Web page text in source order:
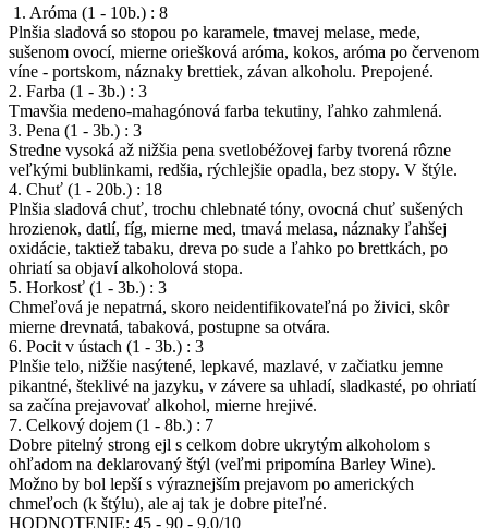
1. Aróma (1 - 10b.) : 8
Plnšia sladová so stopou po karamele, tmavej melase, mede,
sušenom ovocí, mierne oriešková aróma, kokos, aróma po červenom
víne - portskom, náznaky brettiek, závan alkoholu. Prepojené.
2. Farba (1 - 3b.) : 3
Tmavšia medeno-mahagónová farba tekutiny, ľahko zahmlená.
3. Pena (1 - 3b.) : 3
Stredne vysoká až nižšia pena svetlobéžovej farby tvorená rôzne
veľkými bublinkami, redšia, rýchlejšie opadla, bez stopy. V štýle.
4. Chuť (1 - 20b.) : 18
Plnšia sladová chuť, trochu chlebnaté tóny, ovocná chuť sušených
hrozienok, datlí, fíg, mierne med, tmavá melasa, náznaky ľahšej
oxidácie, taktiež tabaku, dreva po sude a ľahko po brettkách, po
ohriatí sa objaví alkoholová stopa.
5. Horkosť (1 - 3b.) : 3
Chmeľová je nepatrná, skoro neidentifikovateľná po živici, skôr
mierne drevnatá, tabaková, postupne sa otvára.
6. Pocit v ústach (1 - 3b.) : 3
Plnšie telo, nižšie nasýtené, lepkavé, mazlavé, v začiatku jemne
pikantné, šteklivé na jazyku, v závere sa uhladí, sladkasté, po ohriatí
sa začína prejavovať alkohol, mierne hrejivé.
7. Celkový dojem (1 - 8b.) : 7
Dobre pitelný strong ejl s celkom dobre ukrytým alkoholom s
ohľadom na deklarovaný štýl (veľmi pripomína Barley Wine).
Možno by bol lepší s výraznejším prejavom po amerických
chmeľoch (k štýlu), ale aj tak je dobre piteľné.
HODNOTENIE: 45 - 90 - 9.0/10